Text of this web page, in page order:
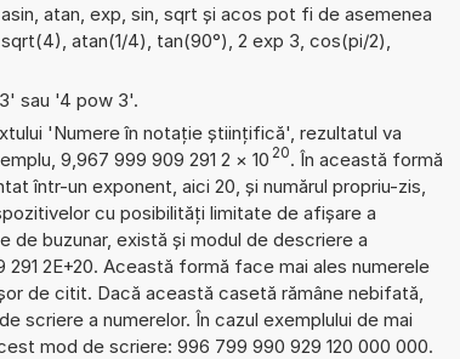
atan, exp, sin, sqrt și acos pot fi de asemenea
atan(1/4), tan(90°), 2 exp 3, cos(pi/2),
sau '4 pow 3'.
'Numere în notație științifică', rezultatul va
9,967 999 909 291 2 × 10 20. În această formă
într-un exponent, aici 20, și numărul propriu-zis,
cu posibilități limitate de afișare a
de buzunar, există și modul de descriere a
2E+20. Această formă face mai ales numerele
de citit. Dacă această casetă rămâne nebifată,
scriere a numerelor. În cazul exemplului de mai
mod de scriere: 996 799 990 929 120 000 000.